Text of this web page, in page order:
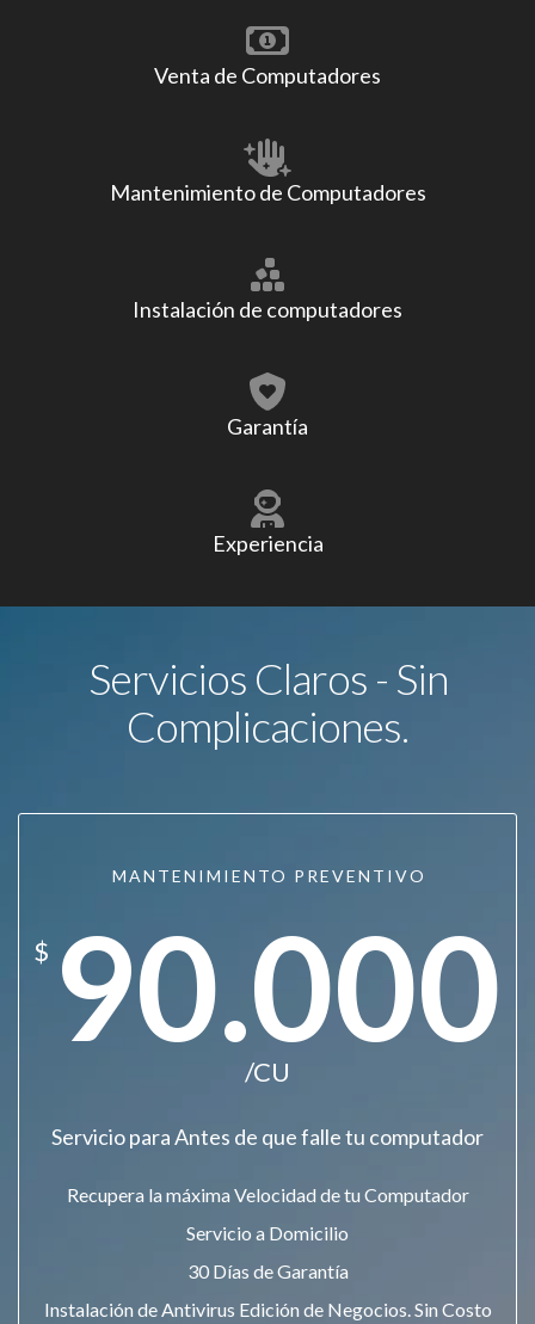
Venta de Computadores
Mantenimiento de Computadores
Instalación de computadores
Garantía
Experiencia
Servicios Claros - Sin
Complicaciones.
MANTENIMIENTO PREVENTIVO
$ 90.000
/CU
Servicio para Antes de que falle tu computador
Recupera la máxima Velocidad de tu Computador
Servicio a Domicilio
30 Días de Garantía
Instalación de Antivirus Edición de Negocios. Sin Costo